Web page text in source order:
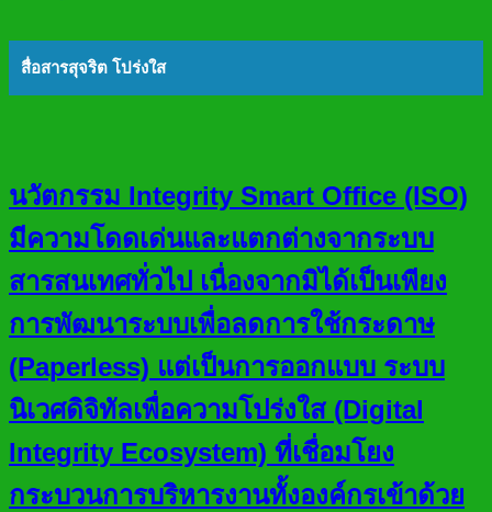
สื่อสารสุจริต โปร่งใส
นวัตกรรม Integrity Smart Office (ISO)
มีความโดดเด่นและแตกต่างจากระบบ
สารสนเทศทั่วไป เนื่องจากมิได้เป็นเพียง
การพัฒนาระบบเพื่อลดการใช้กระดาษ
(Paperless) แต่เป็นการออกแบบ ระบบ
นิเวศดิจิทัลเพื่อความโปร่งใส (Digital
Integrity Ecosystem) ที่เชื่อมโยง
กระบวนการบริหารงานทั้งองค์กรเข้าด้วย